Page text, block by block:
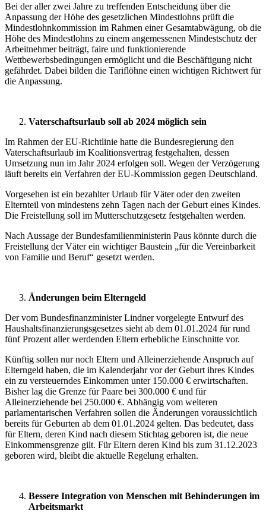
Bei der aller zwei Jahre zu treffenden Entscheidung über die
Anpassung der Höhe des gesetzlichen Mindestlohns prüft die
Mindestlohnkommission im Rahmen einer Gesamtabwägung, ob die
Höhe des Mindestlohns zu einem angemessenen Mindestschutz der
Arbeitnehmer beiträgt, faire und funktionierende
Wettbewerbsbedingungen ermöglicht und die Beschäftigung nicht
gefährdet. Dabei bilden die Tariflöhne einen wichtigen Richtwert für
die Anpassung.
Vaterschaftsurlaub soll ab 2024 möglich sein
Im Rahmen der EU-Richtlinie hatte die Bundesregierung den
Vaterschaftsurlaub im Koalitionsvertrag festgehalten, dessen
Umsetzung nun im Jahr 2024 erfolgen soll. Wegen der Verzögerung
läuft bereits ein Verfahren der EU-Kommission gegen Deutschland.
Vorgesehen ist ein bezahlter Urlaub für Väter oder den zweiten
Elternteil von mindestens zehn Tagen nach der Geburt eines Kindes.
Die Freistellung soll im Mutterschutzgesetz festgehalten werden.
Nach Aussage der Bundesfamilienministerin Paus könnte durch die
Freistellung der Väter ein wichtiger Baustein „für die Vereinbarkeit
von Familie und Beruf“ gesetzt werden.
Änderungen beim Elterngeld
Der vom Bundesfinanzminister Lindner vorgelegte Entwurf des
Haushaltsfinanzierungsgesetzes sieht ab dem 01.01.2024 für rund
fünf Prozent aller werdenden Eltern erhebliche Einschnitte vor.
Künftig sollen nur noch Eltern und Alleinerziehende Anspruch auf
Elterngeld haben, die im Kalenderjahr vor der Geburt ihres Kindes
ein zu versteuerndes Einkommen unter 150.000 € erwirtschaften.
Bisher lag die Grenze für Paare bei 300.000 € und für
Alleinerziehende bei 250.000 €. Abhängig vom weiteren
parlamentarischen Verfahren sollen die Änderungen voraussichtlich
bereits für Geburten ab dem 01.01.2024 gelten. Das bedeutet, dass
für Eltern, deren Kind nach diesem Stichtag geboren ist, die neue
Einkommensgrenze gilt. Für Eltern deren Kind bis zum 31.12.2023
geboren wird, bleibt die aktuelle Regelung erhalten.
Bessere Integration von Menschen mit Behinderungen im
Arbeitsmarkt